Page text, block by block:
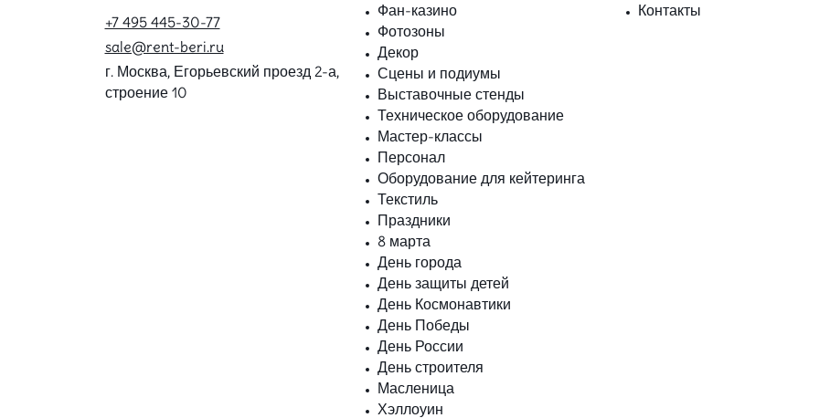
+7 495 445-30-77
sale@rent-beri.ru
г. Москва, Егорьевский проезд 2-а,
строение 10
Фан-казино
Фотозоны
Декор
Сцены и подиумы
Выставочные стенды
Техническое оборудование
Мастер-классы
Персонал
Оборудование для кейтеринга
Текстиль
Праздники
8 марта
День города
День защиты детей
День Космонавтики
День Победы
День России
День строителя
Масленица
Хэллоуин
Контакты